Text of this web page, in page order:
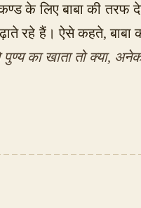
के लिए बाबा की तरफ
रहे हैं। ऐसे कहते, बाबा
का खाता तो क्या, अनेक